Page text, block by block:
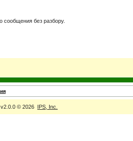
сообщения без разбору.
© 2026 IPS, Inc.